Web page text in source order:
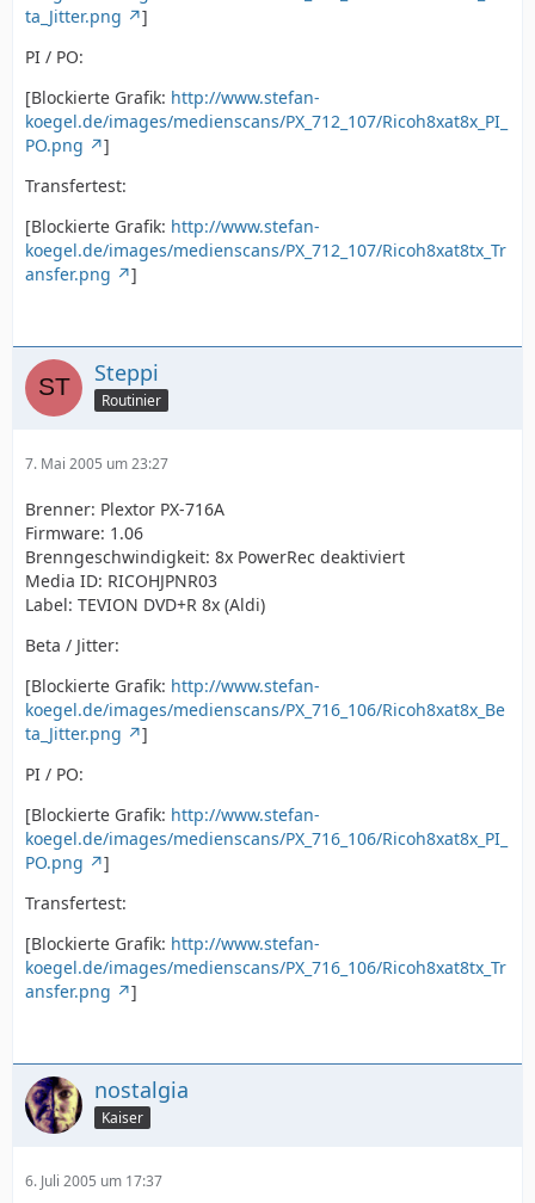
ta_Jitter.png
]
PI / PO:
[Blockierte Grafik: http://www.stefan-
koegel.de/images/medienscans/PX_712_107/Ricoh8xat8x_PI_
PO.png
]
Transfertest:
[Blockierte Grafik: http://www.stefan-
koegel.de/images/medienscans/PX_712_107/Ricoh8xat8tx_Tr
ansfer.png
]
Steppi
Routinier
7. Mai 2005 um 23:27
Brenner: Plextor PX-716A
Firmware: 1.06
Brenngeschwindigkeit: 8x PowerRec deaktiviert
Media ID: RICOHJPNR03
Label: TEVION DVD+R 8x (Aldi)
Beta / Jitter:
[Blockierte Grafik: http://www.stefan-
koegel.de/images/medienscans/PX_716_106/Ricoh8xat8x_Be
ta_Jitter.png
]
PI / PO:
[Blockierte Grafik: http://www.stefan-
koegel.de/images/medienscans/PX_716_106/Ricoh8xat8x_PI_
PO.png
]
Transfertest:
[Blockierte Grafik: http://www.stefan-
koegel.de/images/medienscans/PX_716_106/Ricoh8xat8tx_Tr
ansfer.png
]
nostalgia
Kaiser
6. Juli 2005 um 17:37